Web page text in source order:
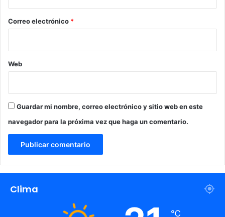
o
o
*
Correo electrónico *
Web
Guardar mi nombre, correo electrónico y sitio web en este
navegador para la próxima vez que haga un comentario.
Clima
℃